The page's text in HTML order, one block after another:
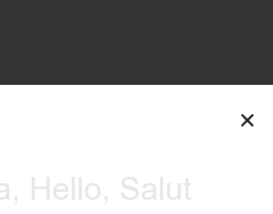
Hello, Salut